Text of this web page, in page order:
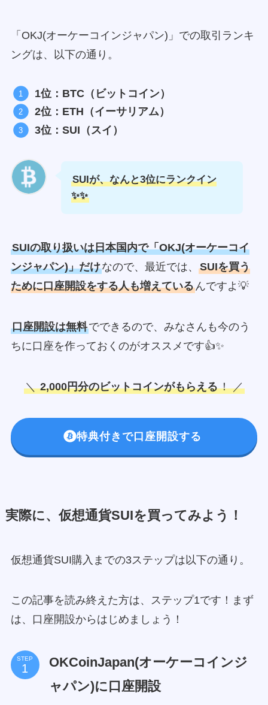
「OKJ(オーケーコインジャパン)」での取引ランキ
ングは、以下の通り。
1位：BTC（ビットコイン）
2位：ETH（イーサリアム）
3位：SUI（スイ）
SUIが、なんと3位にランクイン
✨✨
SUIの取り扱いは日本国内で「OKJ(オーケーコイ
ンジャパン)」だけなので、最近では、 SUIを買う
ために口座開設をする人も増えているんですよ💡
口座開設は無料でできるので、みなさんも今のう
ちに口座を作っておくのがオススメです👍✨
＼2,000円分のビットコインがもらえる！ ／
特典付きで口座開設する
実際に、仮想通貨SUIを買ってみよう！
仮想通貨SUI購入までの3ステップは以下の通り。
この記事を読み終えた方は、ステップ1です！まず
は、口座開設からはじめましょう！
STEP
OKCoinJapan(オーケーコインジ
ャパン)に口座開設